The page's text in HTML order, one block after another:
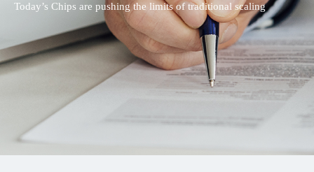
Today’s Chips are pushing the limits of traditional scaling